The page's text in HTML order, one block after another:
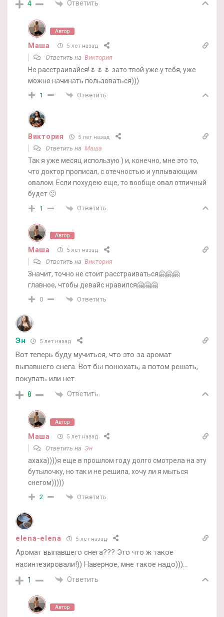
4 Ответить
Автор
Маша 5 лет назад
Ответить на Виктория
Не расстраивайся!🌷🌷🌷 зато твой уже у тебя, уже
можно начинать пользоваться)))
1 Ответить
Виктория 5 лет назад
Ответить на Маша
Так я уже месяц использую ) и, конечно, мне это то,
что доктор прописал, с отечностью и уплывающим
овалом. Если похудею еще, то вообще овал отличный
будет 🙂
1 Ответить
Автор
Маша 5 лет назад
Ответить на Виктория
Значит, точно не стоит расстраиваться🤗🤗🤗
главное, чтобы девайс нравился🤗🤗🤗
0 Ответить
Эн 5 лет назад
Вот теперь буду мучиться, что это за аромат
выпавшего снега. Вот бы понюхать, а потом решать,
покупать или нет.
8 Ответить
Автор
Маша 5 лет назад
Ответить на Эн
ахаха))))я еще в прошлом году долго смотрела на эту
бутылочку, но так и не решила, хочу ли я мыться
снегом)))))
2 Ответить
elena-elena 5 лет назад
Аромат выпавшего снега??? Это что ж такое
насинтезировали!)) Наверное, мне такое надо)))…
1 Ответить
Автор